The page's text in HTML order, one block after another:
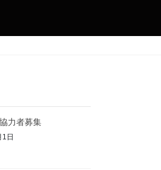
力者募集
1日